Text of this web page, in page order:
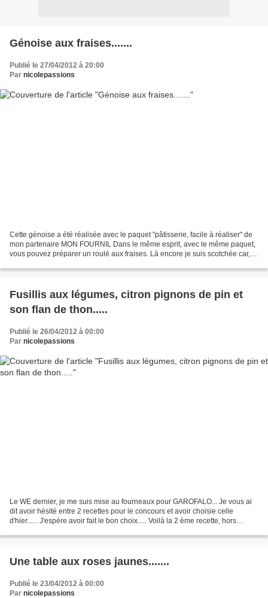
Génoise aux fraises.......
Publié le 27/04/2012 à 20:00
Par nicolepassions
Cette génoise a été réalisée avec le paquet "pâtisserie, facile à réaliser" de
mon partenaire MON FOURNIL Dans le même esprit, avec le même paquet,
vous pouvez préparer un roulé aux fraises. Là encore je suis scotchée car,
Fusillis aux légumes, citron pignons de pin et
son flan de thon.....
Publié le 26/04/2012 à 00:00
Par nicolepassions
Le WE dernier, je me suis mise au fourneaux pour GAROFALO... Je vous ai
dit avoir hésité entre 2 recettes pour le concours et avoir choisie celle
d'hier...... J'espère avoir fait le bon choix..... Voilà la 2 ème recette, hors
Une table aux roses jaunes.......
Publié le 23/04/2012 à 00:00
Par nicolepassions